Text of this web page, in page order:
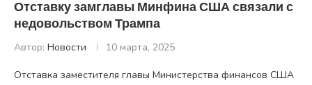
Отставку замглавы Минфина США связали с
недовольством Трампа
Автор: Новости 10 марта, 2025
Отставка заместителя главы Министерства финансов США